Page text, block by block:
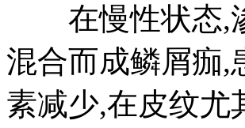
在慢性状态,渗
混合而成鳞屑痂,
素减少,在皮纹尤